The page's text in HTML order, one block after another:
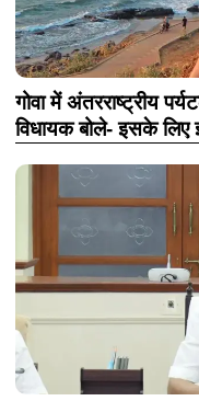
गोवा में अंतरराष्ट्रीय
विधायक बोले- इसके लिए